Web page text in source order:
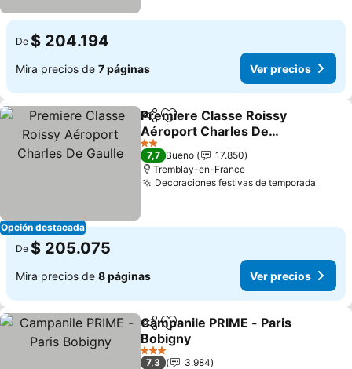
De $ 204.194
Mira precios de 7 páginas Ver precios
Opción destacada
CompartirAgregar a favoritos
Premiere Classe Roissy
Aéroport Charles De
Gaulle
Ver precios
2 Estrellas
7,7 Bueno
17.850
Tremblay-en-France
Decoraciones festivas de temporada
De $ 205.075
Mira precios de 8 páginas Ver precios
CompartirAgregar a favoritos
Campanile PRIME - Paris
Bobigny
Ver precios
3 Estrellas
7,3
3.984